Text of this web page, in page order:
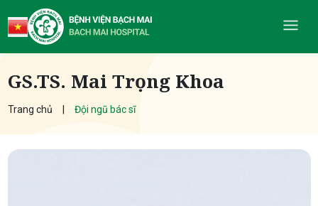
GS.TS. Mai Trọng Khoa
Trang chủ Đội ngũ bác sĩ